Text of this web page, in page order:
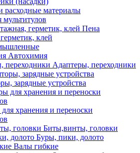
материалы
Пена
клей
Автохимия
Адаптеры, переходники
зарядные устройства
хранения и переноски
Биты,винты, головки
Буры, пики, долото
Валы гибкие